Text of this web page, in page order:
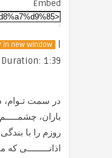
Embed
in new window
|
Duration: 1:39
در سمت تـوام،
باران،
روزم را با
اذانـــــــــی